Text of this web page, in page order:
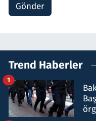
Gönder
Trend Haberler
1